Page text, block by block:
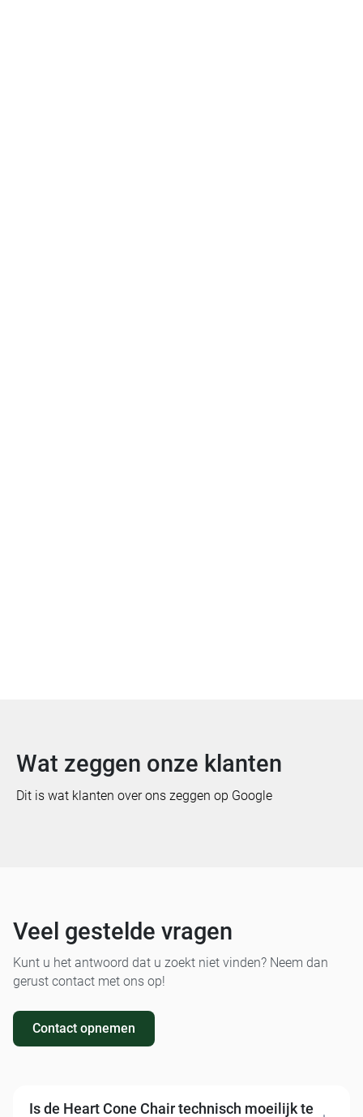
Wat zeggen onze klanten
Dit is wat klanten over ons zeggen op Google
Veel gestelde vragen
Kunt u het antwoord dat u zoekt niet vinden? Neem dan
gerust contact met ons op!
Contact opnemen
Is de Heart Cone Chair technisch moeilijk te